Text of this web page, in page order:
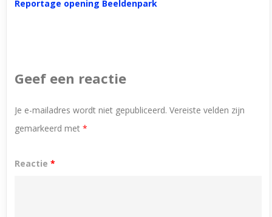
Reportage opening Beeldenpark
Geef een reactie
Je e-mailadres wordt niet gepubliceerd. Vereiste velden zijn
gemarkeerd met*
Reactie*